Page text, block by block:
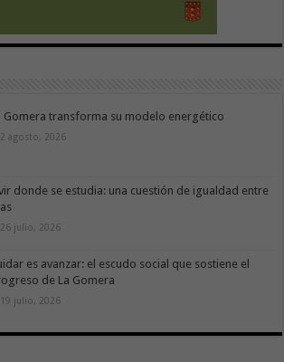
Gomera transforma su modelo energético
2 agosto, 2026
donde se estudia: una cuestión de igualdad entre
26 julio, 2026
es avanzar: el escudo social que sostiene el
de La Gomera
19 julio, 2026